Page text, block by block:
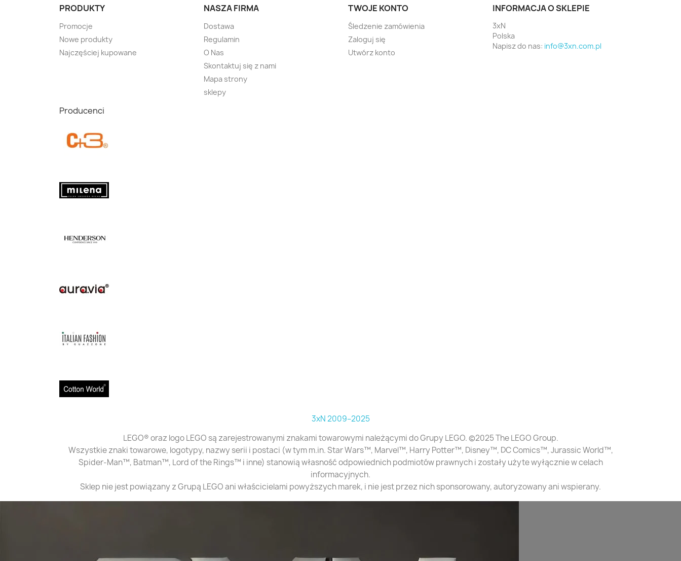
PRODUKTY
Promocje
Nowe produkty
Najczęściej kupowane
NASZA FIRMA
Dostawa
Regulamin
O Nas
Skontaktuj się z nami
Mapa strony
sklepy
TWOJE KONTO
Śledzenie zamówienia
Zaloguj się
Utwórz konto
INFORMACJA O SKLEPIE
3xN
Polska
Napisz do nas: info@3xn.com.pl
Producenci
3xN 2009–2025
LEGO® oraz logo LEGO są zarejestrowanymi znakami towarowymi należącymi do Grupy LEGO. ©2025 The LEGO Group.
Wszystkie znaki towarowe, logotypy, nazwy serii i postaci (w tym m.in. Star Wars™, Marvel™, Harry Potter™, Disney™, DC Comics™, Jurassic World™,
Spider-Man™, Batman™, Lord of the Rings™ i inne) stanowią własność odpowiednich podmiotów prawnych i zostały użyte wyłącznie w celach
informacyjnych.
Sklep nie jest powiązany z Grupą LEGO ani właścicielami powyższych marek, i nie jest przez nich sponsorowany, autoryzowany ani wspierany.